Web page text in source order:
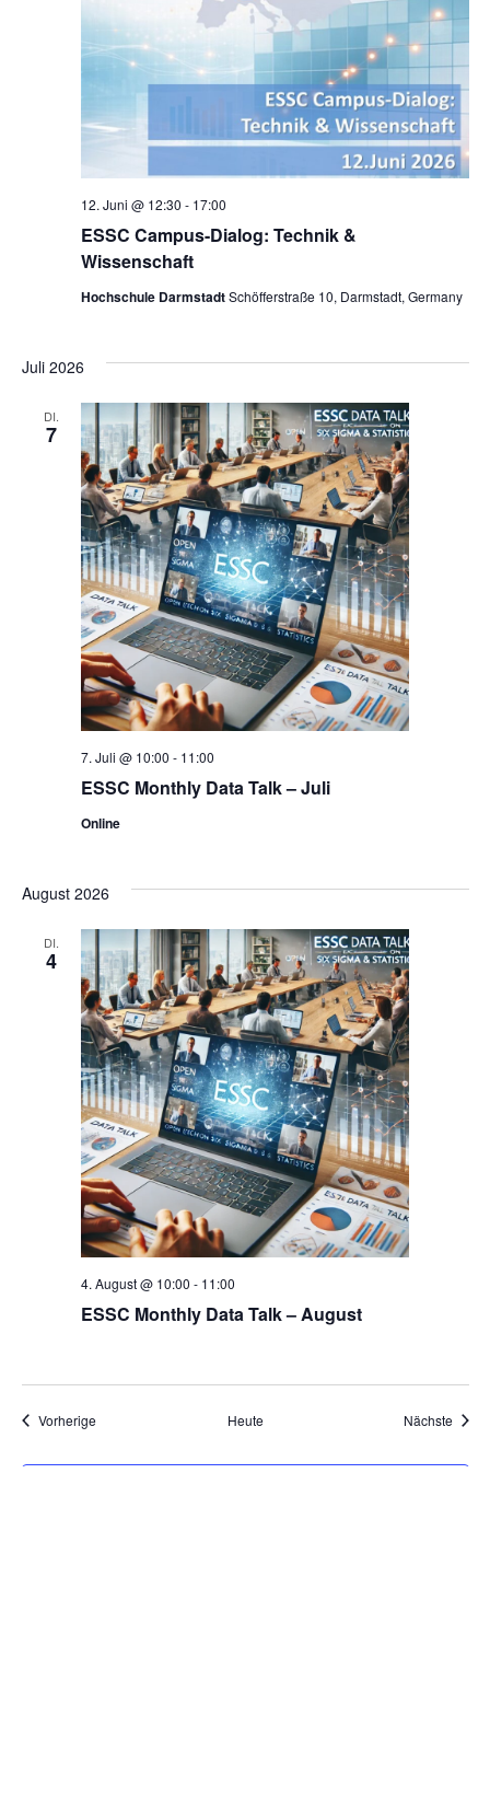
ESSC Campus-Dialog: Technik &
Wissenschaft
12. Juni @ 12:30 - 17:00
Hochschule DarmstadtSchöfferstraße 10, Darmstadt, Germany
Juli 2026
DI.
7
ESSC Monthly Data Talk – Juli
7. Juli @ 10:00 - 11:00
Online
August 2026
DI.
4
ESSC Monthly Data Talk – August
4. August @ 10:00 - 11:00
VorherigeVeranstaltungen Heute Nächste